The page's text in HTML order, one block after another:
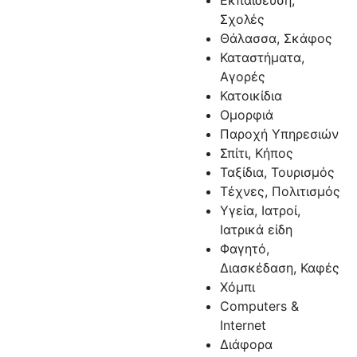
Σχολές
Θάλασσα, Σκάφος
Καταστήματα,
Αγορές
Κατοικίδια
Ομορφιά
Παροχή Υπηρεσιών
Σπίτι, Κήπος
Ταξίδια, Τουρισμός
Τέχνες, Πολιτισμός
Υγεία, Ιατροί,
Ιατρικά είδη
Φαγητό,
Διασκέδαση, Καφές
Χόμπι
Computers &
Internet
Διάφορα